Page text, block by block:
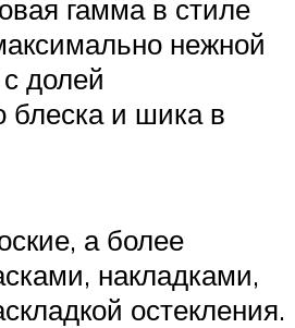
гамма в стиле
нежной
долей
блеска и шика в
а более
накладками,
остекления.